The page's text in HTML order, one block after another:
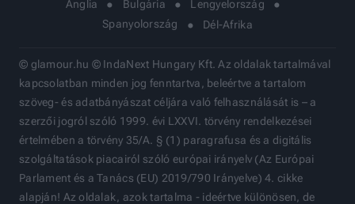
Anglia
Bulgária
Lengyelország
Spanyolország
Dél-Afrika
© glamour.hu © IndaNext Hungary Kft. Az oldalak tartalmával
kapcsolatban minden jog fenntartva, beleértve a tartalom
szöveg- és adatbányászat céljára való felhasználását is – a
szerzői jogról szóló 1999. évi LXXVI. törvény rendelkezései
értelmében a törvény 35/A. § (1) paragrafusa és a digitális
szolgáltatások piacairól szóló európai irányelv (Az Európai
Parlament és a Tanács (EU) 2019/790 Irányelve) 4. cikke
alapján! Az oldalak, azok tartalma - ideértve különösen, de